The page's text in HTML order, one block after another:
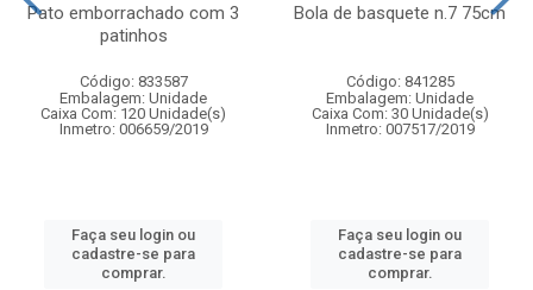
Pato emborrachado com 3
patinhos
Código: 833587
Embalagem: Unidade
Caixa Com: 120 Unidade(s)
Inmetro: 006659/2019
Faça seu login ou
cadastre-se para
comprar.
Bola de basquete n.7 75cm
Código: 841285
Embalagem: Unidade
Caixa Com: 30 Unidade(s)
Inmetro: 007517/2019
Faça seu login ou
cadastre-se para
comprar.